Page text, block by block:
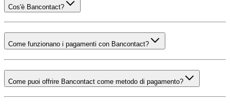
Cos'è Bancontact?
Come funzionano i pagamenti con Bancontact?
Come puoi offrire Bancontact come metodo di pagamento?